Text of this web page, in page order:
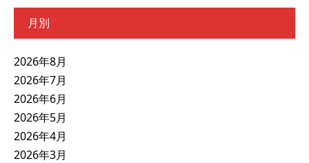
月別
2026年8月
2026年7月
2026年6月
2026年5月
2026年4月
2026年3月